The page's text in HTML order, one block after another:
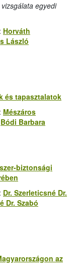
egyedi
: Horváth
László
és tapasztalatok
: Mészáros
Bódi Barbara
biztonsági
: Dr. Szerleticsné Dr.
Dr. Szabó
az